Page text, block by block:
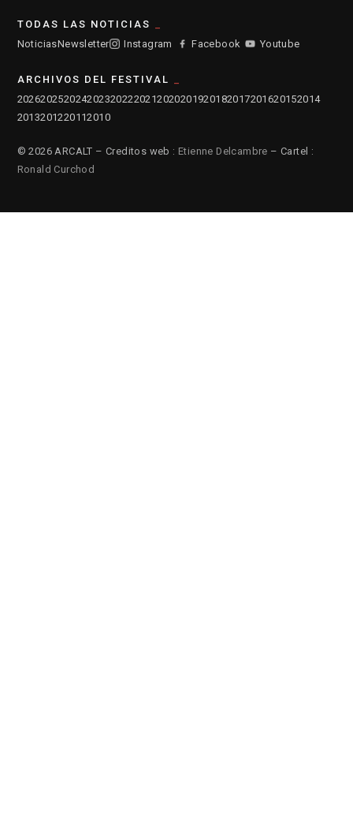
TODAS LAS NOTICIAS
NoticiasNewsletter Instagram Facebook Youtube
ARCHIVOS DEL FESTIVAL
2026202520242023202220212020201920182017201620152014
2013201220112010
© 2026 ARCALT – Creditos web : Etienne Delcambre – Cartel :
Ronald Curchod